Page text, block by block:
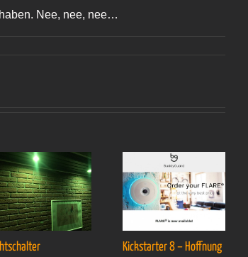
Nee, nee, nee…
Kickstarter 8 – Hoffnung